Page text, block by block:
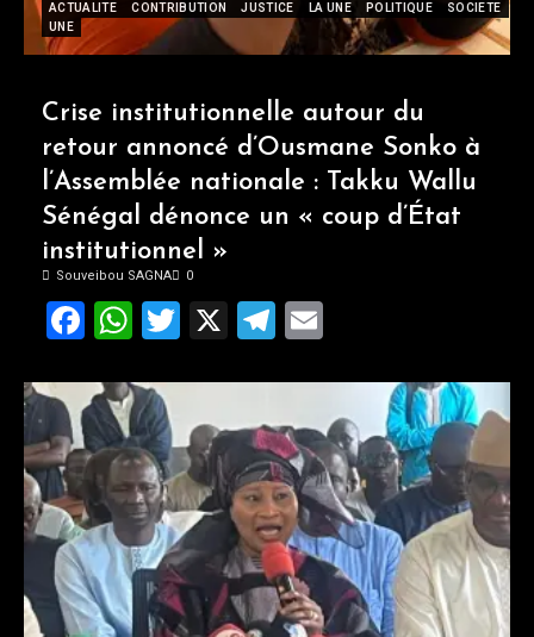
ACTUALITE CONTRIBUTION JUSTICE LA UNE POLITIQUE
SOCIETE
UNE
Crise institutionnelle autour du
retour annoncé d’Ousmane Sonko à
l’Assemblée nationale : Takku Wallu
Sénégal dénonce un « coup d’État
institutionnel »
Souveibou SAGNA 0
Facebook
WhatsApp
Twitter
X Telegram